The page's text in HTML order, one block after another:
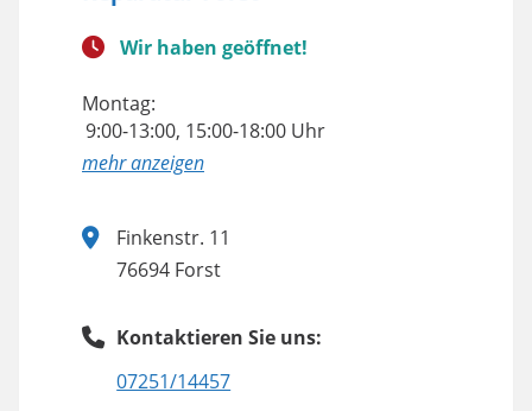
Wir haben geöffnet!
Montag:
9:00-13:00, 15:00-18:00 Uhr
anzeigen
Finkenstr. 11
76694 Forst
Kontaktieren Sie uns:
07251/14457